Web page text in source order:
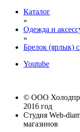
Каталог
»
Одежда и
»
Брелок (ярлык)
Youtube
© ООО
2016 год
Студия Web-
магазинов